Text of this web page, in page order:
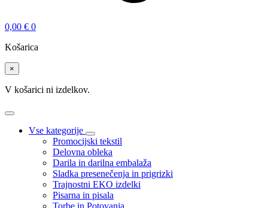
0,00 € 0
Košarica
×
V košarici ni izdelkov.
Vse kategorije
Promocijski tekstil
Delovna obleka
Darila in darilna embalaža
Sladka presenečenja in prigrizki
Trajnostni EKO izdelki
Pisarna in pisala